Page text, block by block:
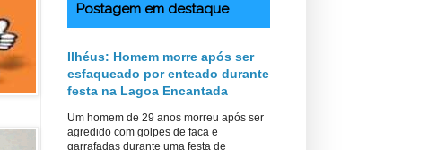
Postagem em destaque
Ilhéus: Homem morre após ser
esfaqueado por enteado durante
festa na Lagoa Encantada
Um homem de 29 anos morreu após ser
agredido com golpes de faca e
garrafadas durante uma festa de